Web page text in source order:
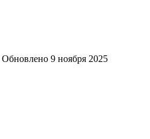
Обновлено 9 ноября 2025